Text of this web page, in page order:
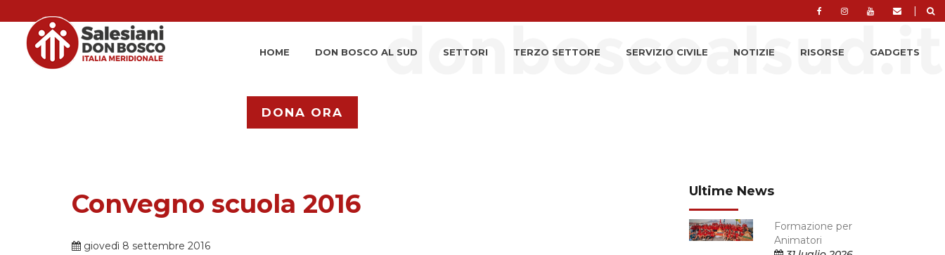
|
HOME DON BOSCO AL SUD SETTORI TERZO SETTORE SERVIZIO CIVILE NOTIZIE RISORSE GADGETS
DONA ORA
Convegno scuola 2016
giovedì 8 settembre 2016
Ultime News
Formazione per
Animatori